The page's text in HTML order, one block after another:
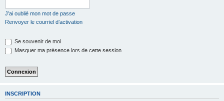
J’ai oublié mon mot de passe
Renvoyer le courriel d’activation
Se souvenir de moi
Masquer ma présence lors de cette session
INSCRIPTION